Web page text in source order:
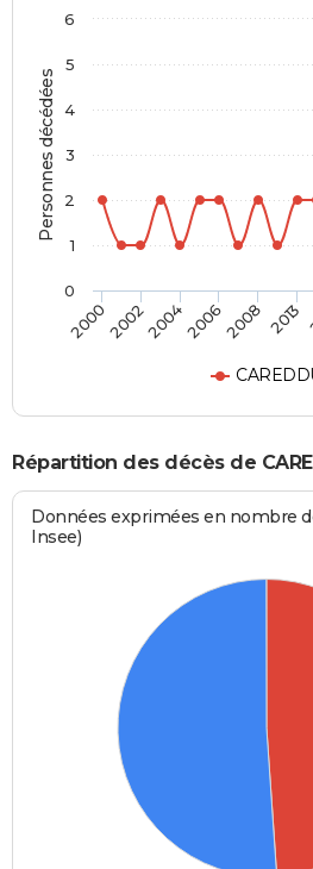
Personnes décédées
20002002200420062008 2013
0
1
2
3
4
5
6
Répartition des décès de
Données exprimées en nombre
Insee)